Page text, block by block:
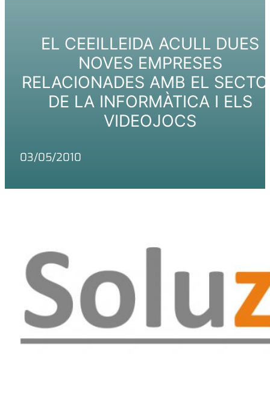
EL CEEILLEIDA ACULL DUES
NOVES EMPRESES
RELACIONADES AMB EL
DE LA INFORMÀTICA I ELS
VIDEOJOCS
03/05/2010